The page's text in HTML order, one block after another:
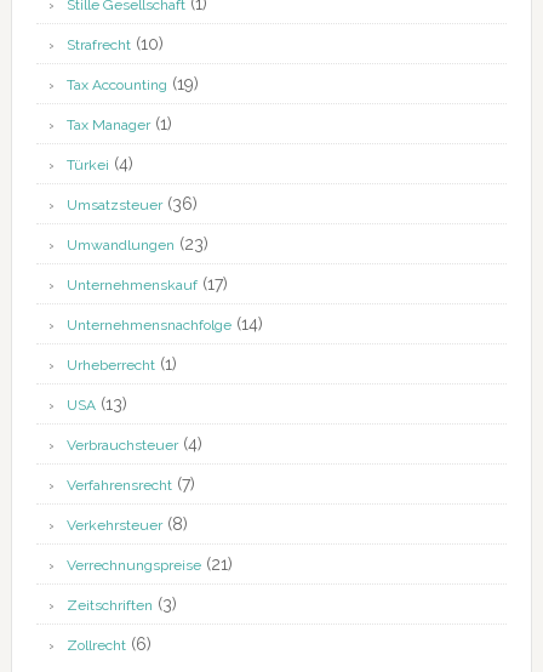
Stille Gesellschaft(1)
Strafrecht(10)
Tax Accounting (19)
Tax Manager(1)
Türkei (4)
Umsatzsteuer(36)
Umwandlungen (23)
Unternehmenskauf(17)
Unternehmensnachfolge(14)
Urheberrecht(1)
USA(13)
Verbrauchsteuer(4)
Verfahrensrecht(7)
Verkehrsteuer(8)
Verrechnungspreise(21)
Zeitschriften (3)
Zollrecht(6)